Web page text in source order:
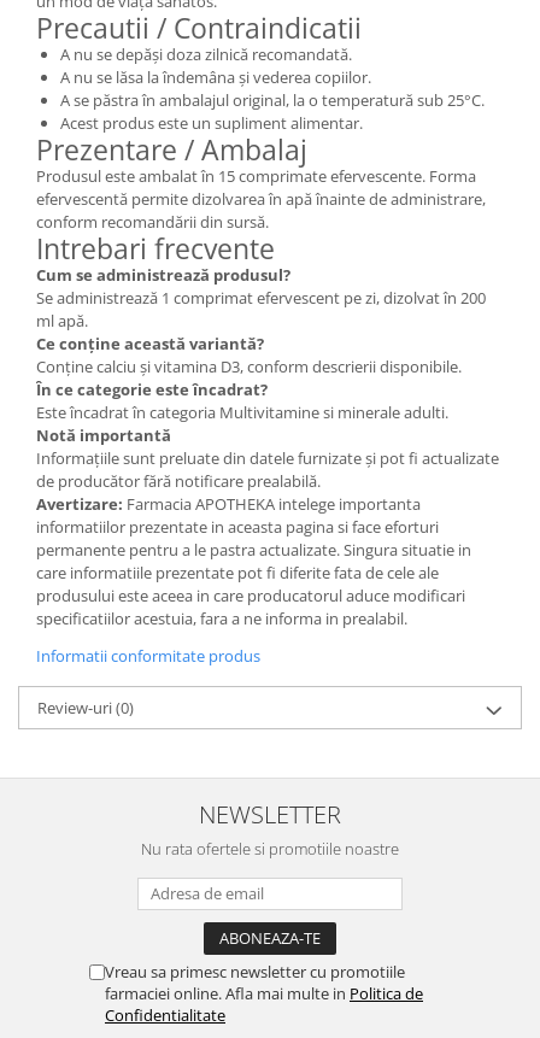
Precautii / Contraindicatii
A nu se depăși doza zilnică recomandată.
A nu se lăsa la îndemâna și vederea copiilor.
A se păstra în ambalajul original, la o temperatură sub 25°C.
Acest produs este un supliment alimentar.
Prezentare / Ambalaj
Produsul este ambalat în 15 comprimate efervescente. Forma
efervescentă permite dizolvarea în apă înainte de administrare,
conform recomandării din sursă.
Intrebari frecvente
Cum se administrează produsul?
Se administrează 1 comprimat efervescent pe zi, dizolvat în 200
ml apă.
Ce conține această variantă?
Conține calciu și vitamina D3, conform descrierii disponibile.
În ce categorie este încadrat?
Este încadrat în categoria Multivitamine si minerale adulti.
Notă importantă
Informațiile sunt preluate din datele furnizate și pot fi actualizate
de producător fără notificare prealabilă.
Avertizare: Farmacia APOTHEKA intelege importanta
informatiilor prezentate in aceasta pagina si face eforturi
permanente pentru a le pastra actualizate. Singura situatie in
care informatiile prezentate pot fi diferite fata de cele ale
produsului este aceea in care producatorul aduce modificari
specificatiilor acestuia, fara a ne informa in prealabil.
Informatii conformitate produs
Review-uri(0)
NEWSLETTER
Nu rata ofertele si promotiile noastre
Vreau sa primesc newsletter cu promotiile
farmaciei online. Afla mai multe in Politica de
Confidentialitate